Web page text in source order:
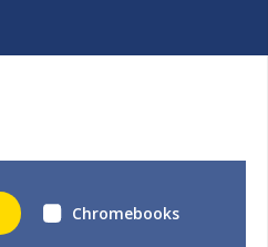
Chromebooks